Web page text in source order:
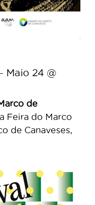
- Maio 24 @
de
Feira do Marco
de Canaveses,